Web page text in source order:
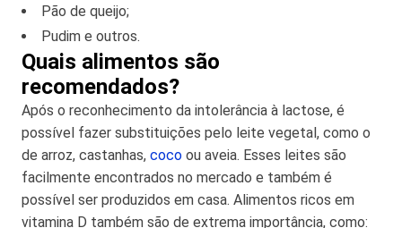
Pão de queijo;
Pudim e outros.
Quais alimentos são
recomendados?
Após o reconhecimento da intolerância à lactose, é
possível fazer substituições pelo leite vegetal, como o
de arroz, castanhas, coco ou aveia. Esses leites são
facilmente encontrados no mercado e também é
possível ser produzidos em casa. Alimentos ricos em
vitamina D também são de extrema importância, como: